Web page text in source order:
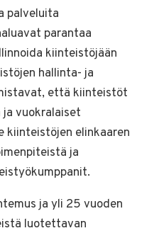
palveluita
parantaa
kiinteistöjään
hallinta- ja
että kiinteistöt
ja vuokralaiset
kiinteistöjen elinkaaren
ja
ja yli 25 vuoden
luotettavan